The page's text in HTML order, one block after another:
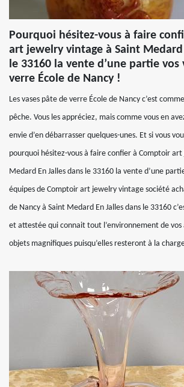
Pourquoi hésitez-vous à faire
art jewelry vintage à Saint Medard
le 33160 la vente d’une partie vos
verre École de Nancy !
Les vases pâte de verre École de Nancy c’est
pêche. Vous les appréciez, mais comme vous en
envie d’en débarrasser quelques-unes. Et si vous
pourquoi hésitez-vous à faire confier à Comptoir
Medard En Jalles dans le 33160 la vente d’une
équipes de Comptoir art jewelry vintage société
de Nancy à Saint Medard En Jalles dans le 33160
et attestée qui connait tout l’environnement de vos
objets magnifiques puisqu’elles resteront à la